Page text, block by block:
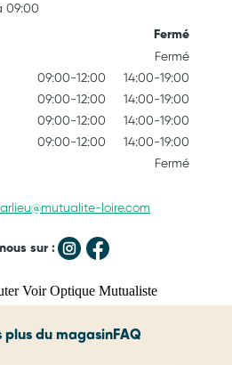
09:00
Fermé
Fermé
09:00-12:00
14:00-19:00
09:00-12:00
14:00-19:00
09:00-12:00
14:00-19:00
09:00-12:00
14:00-19:00
Fermé
loire.com
sur :
plus du magasinFAQ